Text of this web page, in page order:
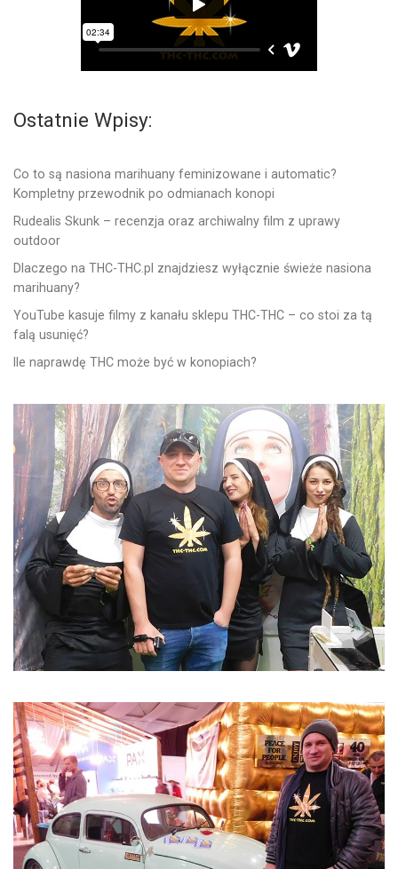
Ostatnie Wpisy:
Co to są nasiona marihuany feminizowane i automatic?
Kompletny przewodnik po odmianach konopi
Rudealis Skunk – recenzja oraz archiwalny film z uprawy
outdoor
Dlaczego na THC-THC.pl znajdziesz wyłącznie świeże nasiona
marihuany?
YouTube kasuje filmy z kanału sklepu THC-THC – co stoi za tą
falą usunięć?
Ile naprawdę THC może być w konopiach?